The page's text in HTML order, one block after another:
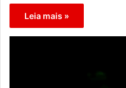
Leia mais »